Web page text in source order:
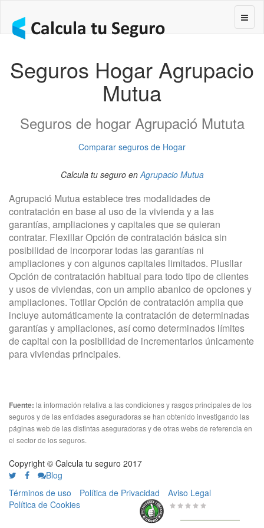
Seguros Hogar Agrupacio
Mutua
Seguros de hogar Agrupació Mututa
Comparar seguros de Hogar
Calcula tu seguro enAgrupacio Mutua
Agrupació Mutua establece tres modalidades de
contratación en base al uso de la vivienda y a las
garantías, ampliaciones y capitales que se quieran
contratar. Flexillar Opción de contratación básica sin
posibilidad de incorporar todas las garantías ni
ampliaciones y con algunos capitales limitados. Plusllar
Opción de contratación habitual para todo tipo de clientes
y usos de viviendas, con un amplio abanico de opciones y
ampliaciones. Totllar Opción de contratación amplia que
incluye automáticamente la contratación de determinadas
garantías y ampliaciones, así como determinados límites
de capital con la posibilidad de incrementarlos únicamente
para viviendas principales.
Fuente: la información relativa a las condiciones y rasgos principales de los
seguros y de las entidades aseguradoras se han obtenido investigando las
páginas web de las distintas aseguradoras y de otras webs de referencia en
el sector de los seguros.
Copyright © Calcula tu seguro 2017
Blog
Términos de uso
Política de Privacidad
Aviso Legal
Política de Cookies